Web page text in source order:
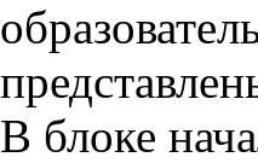
В блоке